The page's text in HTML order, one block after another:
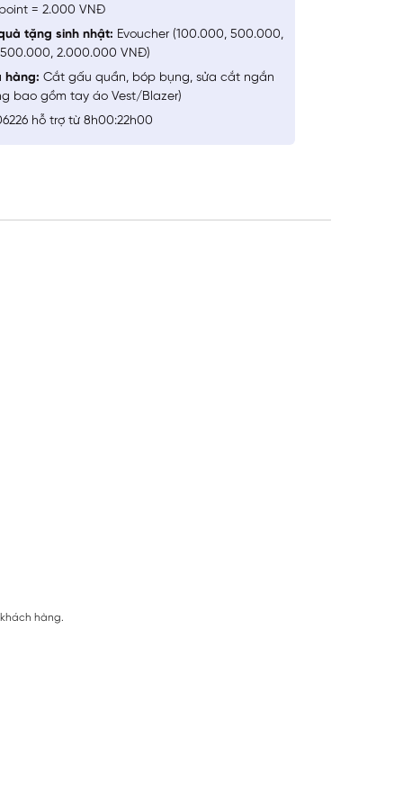
= 2.000 VNĐ
tặng sinh nhật: Evoucher (100.000, 500.000,
2.000.000 VNĐ)
hàng: Cắt gấu quần, bóp bụng, sửa cắt ngắn
bao gồm tay áo Vest/Blazer)
hỗ trợ từ 8h00:22h00
hàng.